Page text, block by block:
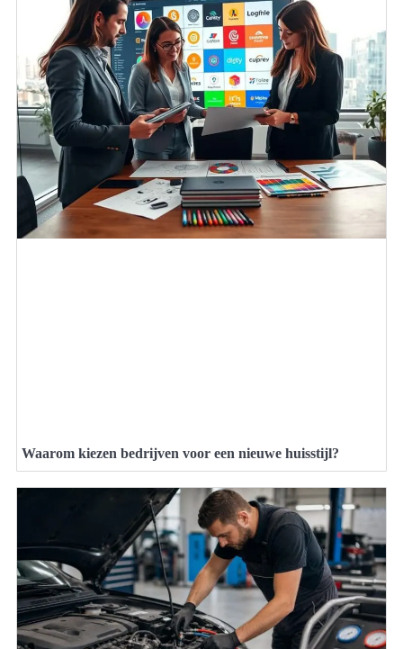
Waarom kiezen bedrijven voor een nieuwe huisstijl?